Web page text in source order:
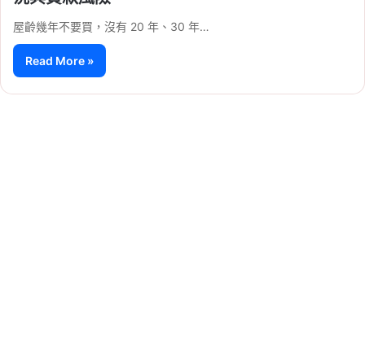
屋齡幾年不要買，沒有 20 年、30 年…
Read More »